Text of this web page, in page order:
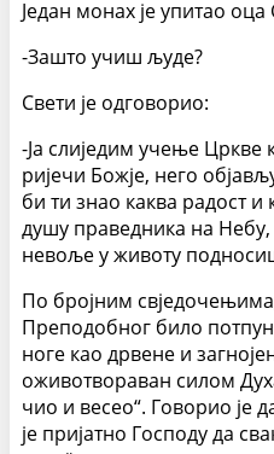
Један монах је упитао
-Зашто учиш људе?
Свети је одговорио:
-Ја слиједим учење Цркве
ријечи Божје, него
би ти знао каква радост и
душу праведника на
невоље у животу
По бројним свједочењима,
Преподобног било
ноге као дрвене и
оживотвораван силом
чио и весео“. Говорио је
је пријатно Господу да